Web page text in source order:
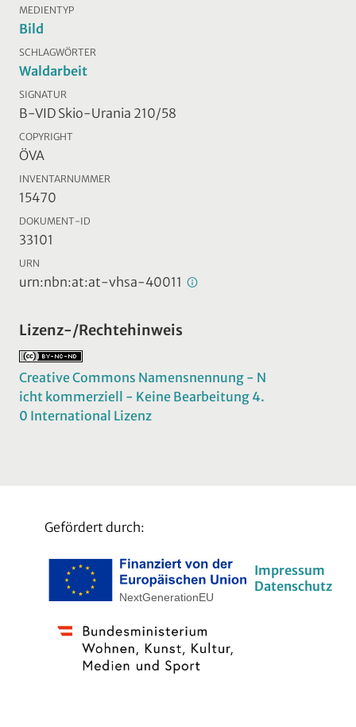
MEDIENTYP
Bild
SCHLAGWÖRTER
Waldarbeit
SIGNATUR
B-VID Skio-Urania 210/58
COPYRIGHT
ÖVA
INVENTARNUMMER
15470
DOKUMENT-ID
33101
URN
urn:nbn:at:at-vhsa-40011
Lizenz-/Rechtehinweis
Creative Commons Namensnennung - N
icht kommerziell - Keine Bearbeitung 4.
0 International Lizenz
Gefördert durch:
Impressum
Datenschutz